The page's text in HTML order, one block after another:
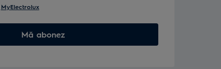
MyElectrolux
Mă abonez